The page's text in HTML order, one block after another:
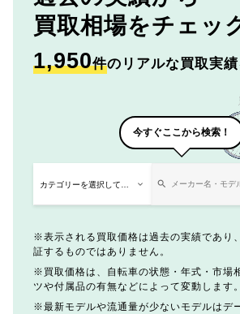
買取相場をチェッ
1,950件のリアルな買取実績
今すぐここから検索！
表示される買取価格は過去の実績であり
証するものではありません。
買取価格は、自転車の状態・年式・市場
ツや付属品の有無などによって変動します。
最新モデルや流通量が少ないモデルはデ